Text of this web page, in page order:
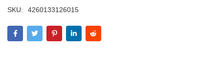
SKU: 4260133126015